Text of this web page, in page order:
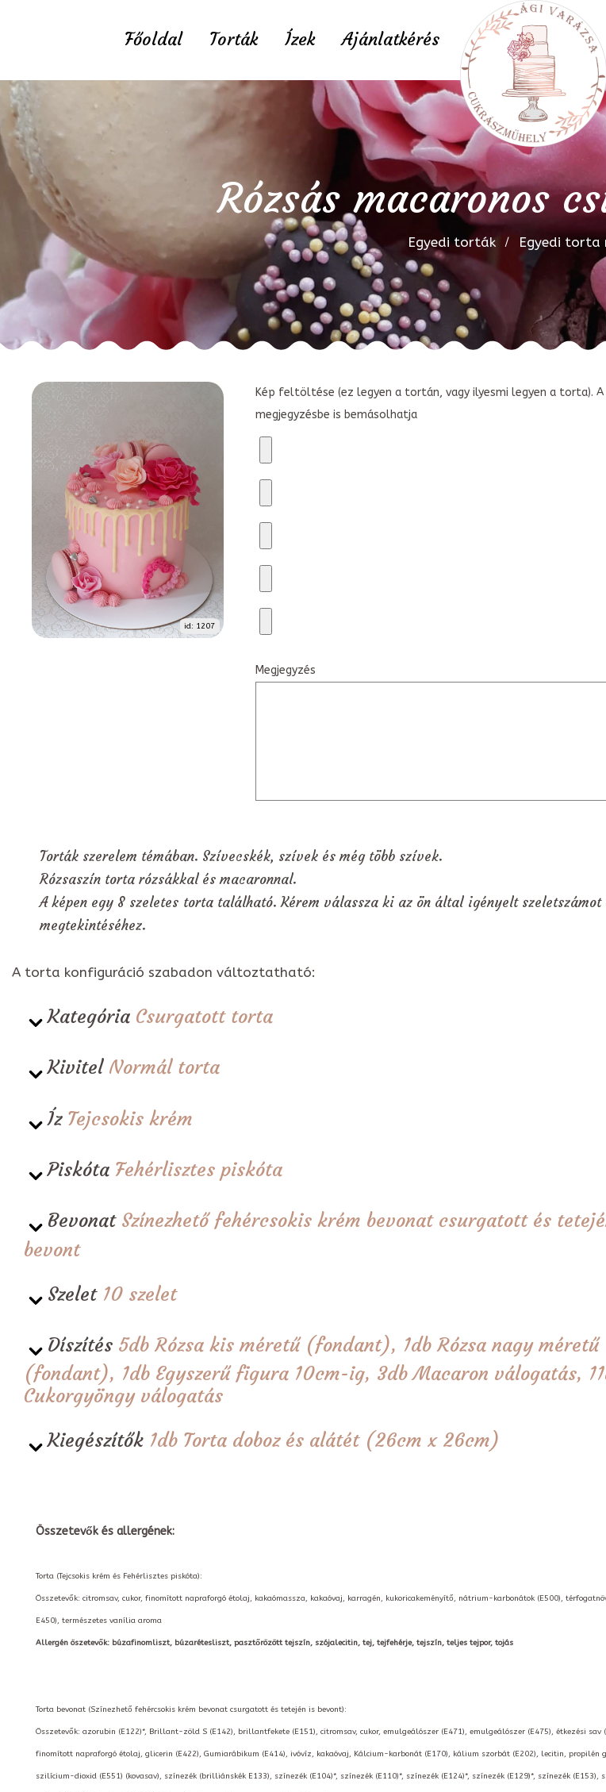
Főoldal Torták Ízek Ajánlatkérés
Rózsás macaronos
Egyedi torták Egyedi torta
id: 1207
Kép feltöltése (ez legyen a tortán, vagy ilyesmi legyen a torta).
megjegyzésbe is bemásolhatja
Megjegyzés
Torták szerelem témában. Szívecskék, szívek és még több szívek.
Rózsaszín torta rózsákkal és macaronnal.
A képen egy 8 szeletes torta található. Kérem válassza ki az ön által igényelt
megtekintéséhez.
A torta konfiguráció szabadon változtatható:
Kategória Csurgatott torta
Kivitel Normál torta
Íz Tejcsokis krém
Piskóta Fehérlisztes piskóta
Bevonat Színezhető fehércsokis krém bevonat csurgatott és
bevont
Szelet 10 szelet
Díszítés 5db Rózsa kis méretű (fondant), 1db Rózsa nagy méretű
(fondant), 1db Egyszerű figura 10cm-ig, 3db Macaron válogatás,
Cukorgyöngy válogatás
Kiegészítők 1db Torta doboz és alátét (26cm x 26cm)
Összetevők és allergének:
Torta (Tejcsokis krém és Fehérlisztes piskóta):
Összetevők: citromsav, cukor, finomított napraforgó étolaj, kakaómassza, kakaóvaj, karragén, kukoricakeményítő, nátrium-karbonátok (E500),
E450), természetes vanília aroma
Allergén öszetevők: búzafinomliszt, búzarétesliszt, pasztőrözött tejszín, szójalecitin, tej, tejfehérje, tejszín, teljes tejpor, tojás
Torta bevonat (Színezhető fehércsokis krém bevonat csurgatott és tetején is bevont):
Összetevők: azorubin (E122)*, Brillant-zöld S (E142), brillantfekete (E151), citromsav, cukor, emulgeálószer (E471), emulgeálószer (E475), étkezési sav
finomított napraforgó étolaj, glicerin (E422), Gumiarábikum (E414), ivóvíz, kakaóvaj, Kálcium-karbonát (E170), kálium szorbát (E202), lecitin, propilén
szilícium-dioxid (E551) (kovasav), színezék (brilliánskék E133), színezék (E104)*, színezék (E110)*, színezék (E124)*, színezék (E129)*, színezék (E153),